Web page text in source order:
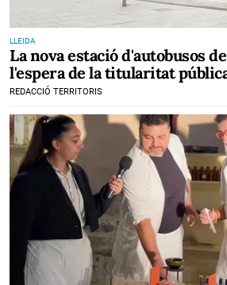
LLEIDA
La nova estació d'autobusos
l'espera de la titularitat
REDACCIÓ TERRITORIS